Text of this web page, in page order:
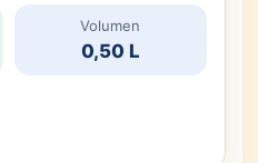
kalorienarm
ist außerdem
erkennen. Die […]
Volumen
0,50 L